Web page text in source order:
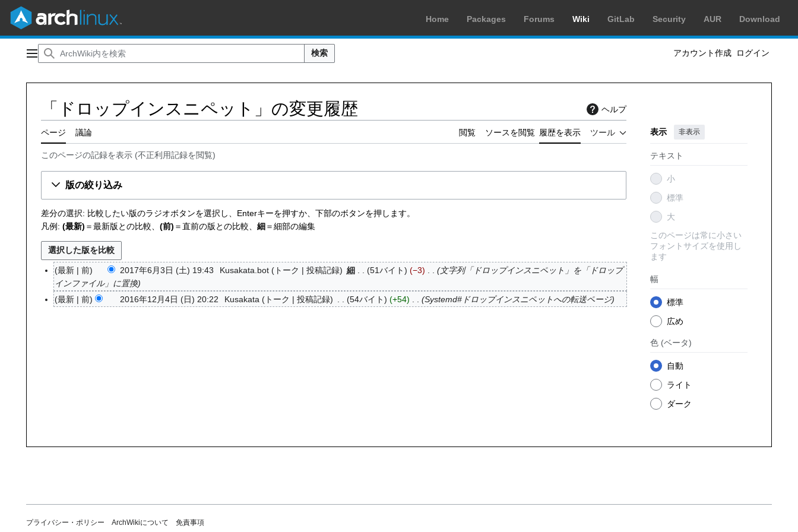
Home Packages Forums Wiki GitLab Security AUR Download
メインメニュー 検索 アカウント作成 ログイン
「ドロップインスニペット」の変更履歴 ヘルプ
ページ 議論 閲覧 ソースを閲覧 履歴を表示 ツール 表示 非表示
テキスト
小
標準
大
このページは常に小さい
フォントサイズを使用し
ます
幅
標準
広め
色 (ベータ)
自動
ライト
ダーク
このページの記録を表示 (不正利用記録を閲覧)
版の絞り込み
差分の選択: 比較したい版のラジオボタンを選択し、Enterキーを押すか、下部のボタンを押します。
凡例: (最新) ＝最新版との比較、 (前) ＝直前の版との比較、 細＝細部の編集
2
1
最新 前 2017年6月3日 (土) 19:43 Kusakata.bot トーク 投稿記録 細 51バイト −3
文字列「ドロップインスニペット」を「ドロップ
インファイル」に置換
2
最新 前 2016年12月4日 (日) 20:22 Kusakata トーク 投稿記録 54バイト +54 Systemd#ドロップインスニペットへの転送ページ
プライバシー・ポリシー ArchWikiについて 免責事項